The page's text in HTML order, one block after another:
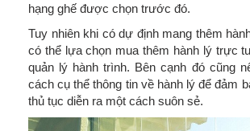
hạng ghế được chọn trước đó.
Tuy nhiên khi có dự định mang thêm
có thể lựa chọn mua thêm hành lý trực
quản lý hành trình. Bên cạnh đó cũng
cách cụ thể thông tin về hành lý để đảm
thủ tục diễn ra một cách suôn sẻ.